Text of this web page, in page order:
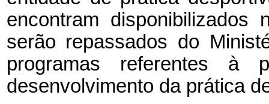
encontram
serão repassados do
programas referentes à
desenvolvimento da prática